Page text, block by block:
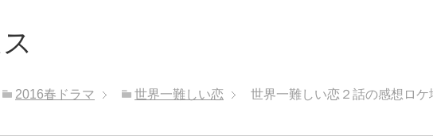
2016春ドラマ 世界一難しい恋 世界一難しい恋２話の感想ロ